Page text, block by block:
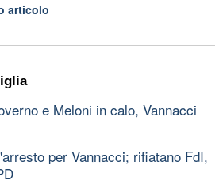
articolo
e Meloni in calo, Vannacci
per Vannacci; rifiatano FdI,